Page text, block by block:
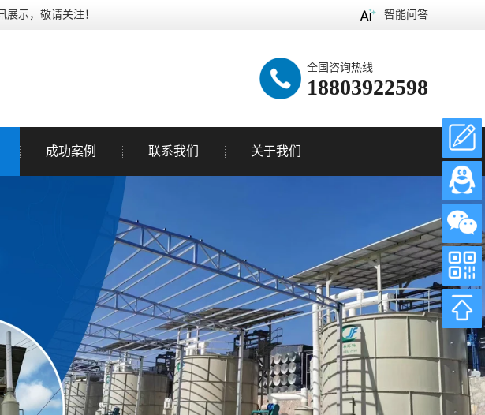
示，敬请关注！ 智能问答
全国咨询热线
18803922598
成功案例 联系我们 关于我们